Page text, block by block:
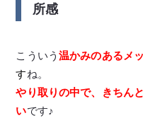
所感
こういう温かみのあるメ
すね。
やり取りの中で、きちん
いです♪